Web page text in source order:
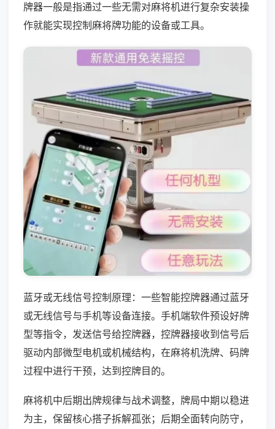
牌器一般是指通过一些无需对麻将机进行复杂安装操
作就能实现控制麻将牌功能的设备或工具。
蓝牙或无线信号控制原理：一些智能控牌器通过蓝牙
或无线信号与手机等设备连接。手机端软件预设好牌
型等指令，发送信号给控牌器，控牌器接收到信号后
驱动内部微型电机或机械结构，在麻将机洗牌、码牌
过程中进行干预，达到控牌目的。
麻将机中后期出牌规律与战术调整，牌局中期以稳进
为主，保留核心搭子拆解孤张；后期全面转向防守，